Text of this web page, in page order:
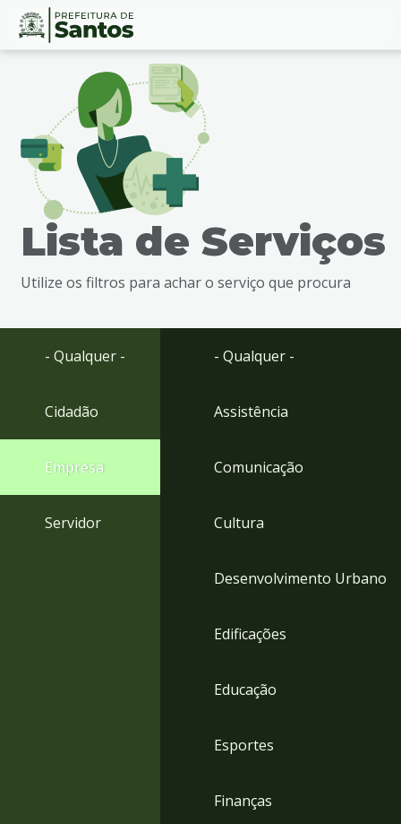
Ir
busca
Ir
Conteúdo
Lista de Serviços
Utilize os filtros para achar o serviço que procura
- Qualquer -
Cidadão
Empresa
Servidor
- Qualquer -
Assistência
Comunicação
Cultura
Desenvolvimento Urbano
Edificações
Educação
Esportes
Finanças